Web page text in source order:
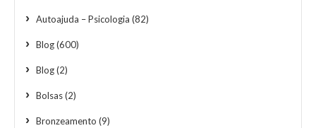
Autoajuda – Psicologia (82)
Blog(600)
Blog(2)
Bolsas(2)
Bronzeamento (9)